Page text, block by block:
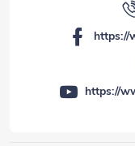
https://
https://